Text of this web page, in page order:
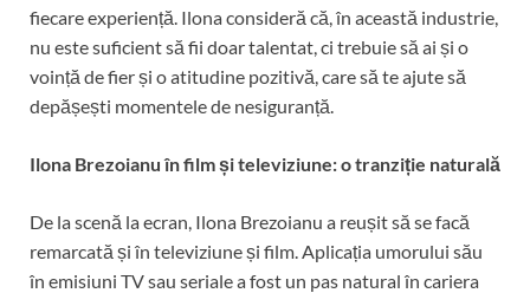
fiecare experiență. Ilona consideră că, în această industrie,
nu este suficient să fii doar talentat, ci trebuie să ai și o
voință de fier și o atitudine pozitivă, care să te ajute să
depășești momentele de nesiguranță.
Ilona Brezoianu în film și televiziune: o tranziție naturală
De la scenă la ecran, Ilona Brezoianu a reușit să se facă
remarcată și în televiziune și film. Aplicația umorului său
în emisiuni TV sau seriale a fost un pas natural în cariera